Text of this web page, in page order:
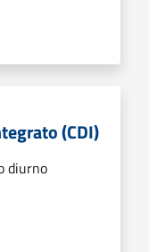
(CDI)
diurno